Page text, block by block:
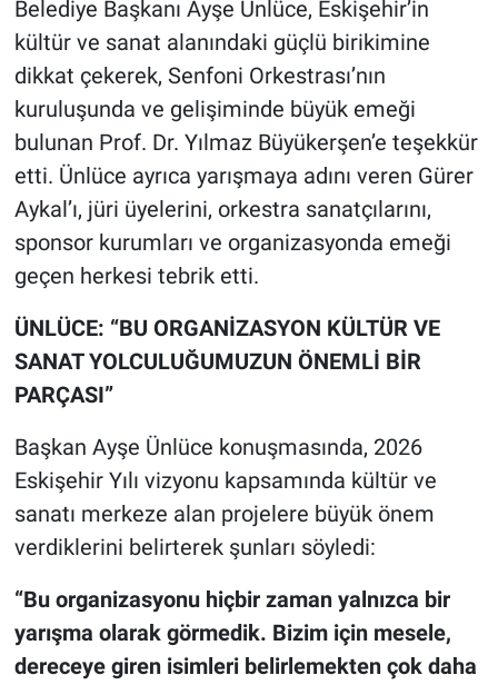
Belediye Başkanı Ayşe Ünlüce, Eskişehir’in
kültür ve sanat alanındaki güçlü birikimine
dikkat çekerek, Senfoni Orkestrası’nın
kuruluşunda ve gelişiminde büyük emeği
bulunan Prof. Dr. Yılmaz Büyükerşen’e teşekkür
etti. Ünlüce ayrıca yarışmaya adını veren Gürer
Aykal’ı, jüri üyelerini, orkestra sanatçılarını,
sponsor kurumları ve organizasyonda emeği
geçen herkesi tebrik etti.
ÜNLÜCE: “BU ORGANİZASYON KÜLTÜR VE
SANAT YOLCULUĞUMUZUN ÖNEMLİ BİR
PARÇASI”
Başkan Ayşe Ünlüce konuşmasında, 2026
Eskişehir Yılı vizyonu kapsamında kültür ve
sanatı merkeze alan projelere büyük önem
verdiklerini belirterek şunları söyledi:
“Bu organizasyonu hiçbir zaman yalnızca bir
yarışma olarak görmedik. Bizim için mesele,
dereceye giren isimleri belirlemekten çok daha